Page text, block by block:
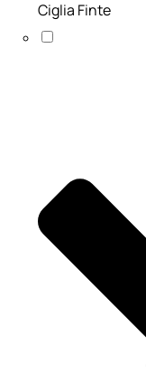
Ciglia Finte